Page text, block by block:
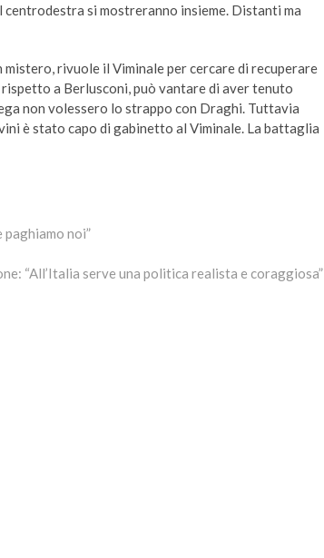
si mostreranno insieme. Distanti ma
rivuole il Viminale per cercare di recuperare
a Berlusconi, può vantare di aver tenuto
non volessero lo strappo con Draghi. Tuttavia
è stato capo di gabinetto al Viminale. La battaglia
noi”
“All’Italia serve una politica realista e coraggiosa”